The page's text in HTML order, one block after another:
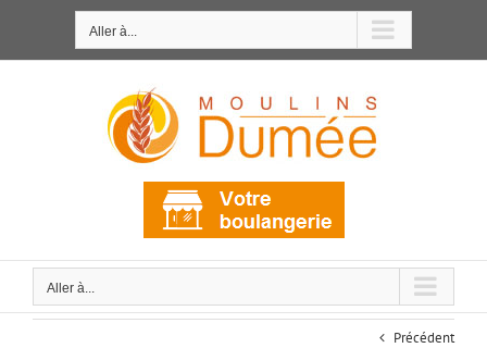
Aller à...
Aller à...
Précédent